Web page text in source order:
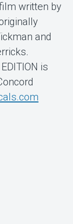
written by
and
is